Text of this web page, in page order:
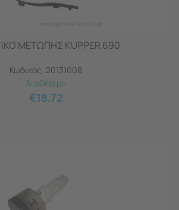
ΜΕΤΩΠΗΣ KUPPER 690
Κωδικός: 20131008
Διαθέσιμο
€18.72